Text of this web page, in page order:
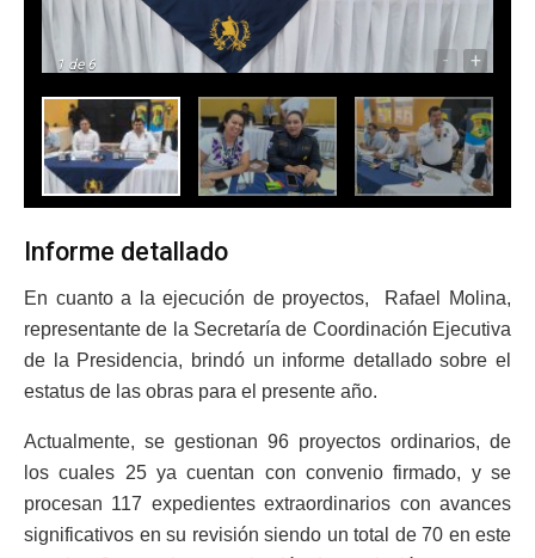
1 de 6 - +
Informe detallado
En cuanto a la ejecución de proyectos, Rafael Molina,
representante de la Secretaría de Coordinación Ejecutiva
de la Presidencia, brindó un informe detallado sobre el
estatus de las obras para el presente año.
Actualmente, se gestionan 96 proyectos ordinarios, de
los cuales 25 ya cuentan con convenio firmado, y se
procesan 117 expedientes extraordinarios con avances
significativos en su revisión siendo un total de 70 en este